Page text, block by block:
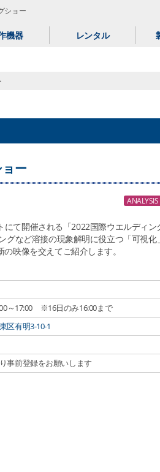
ショー
機器 レンタル
ー
ANALYSIS
て開催される「2022国際ウエルディン
グなど溶接の現象解明に役立つ「可視化
映像を交えてご紹介します。
～17:00 ※16日のみ16:00まで
区有明3-10-1
前登録をお願いします